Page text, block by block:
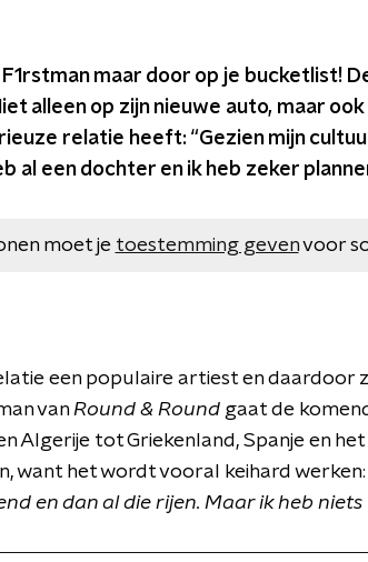
maar door op je bucketlist!
alleen op zijn nieuwe auto, maar
relatie heeft: “Gezien mijn
al een dochter en ik heb zeker
moet je toestemming gevenvoor
een populaire artiest en daardoor
vanRound & Round gaat de
Algerije tot Griekenland, Spanje en
want het wordt vooral keihard werken:
en dan al die rijen. Maar ik heb niets